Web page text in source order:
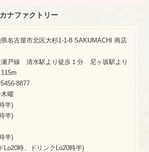
ナファクトリー
古屋市北区大杉1-1-8 SAKUMACHI 商店
戸線 清水駅より徒歩１分 尼ヶ坂駅より
8877
曜
半)
半)
半)
Lo20時、ドリンクLo20時半)